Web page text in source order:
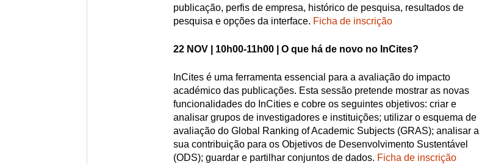
publicação, perfis de empresa, histórico de pesquisa, resultados de
pesquisa e opções da interface. Ficha de inscrição
22 NOV | 10h00-11h00 | O que há de novo no InCites?
InCites é uma ferramenta essencial para a avaliação do impacto
académico das publicações. Esta sessão pretende mostrar as novas
funcionalidades do InCities e cobre os seguintes objetivos: criar e
analisar grupos de investigadores e instituições; utilizar o esquema de
avaliação do Global Ranking of Academic Subjects (GRAS); analisar a
sua contribuição para os Objetivos de Desenvolvimento Sustentável
(ODS); guardar e partilhar conjuntos de dados. Ficha de inscrição